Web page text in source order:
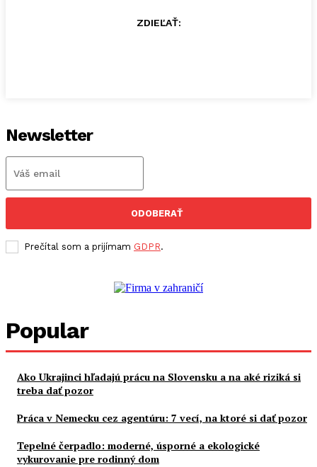
ZDIEĽAŤ:
Newsletter
ODOBERAŤ
Prečítal som a prijímam GDPR.
Popular
Ako Ukrajinci hľadajú prácu na Slovensku a na aké riziká si
treba dať pozor
Práca v Nemecku cez agentúru: 7 vecí, na ktoré si dať pozor
Tepelné čerpadlo: moderné, úsporné a ekologické
vykurovanie pre rodinný dom